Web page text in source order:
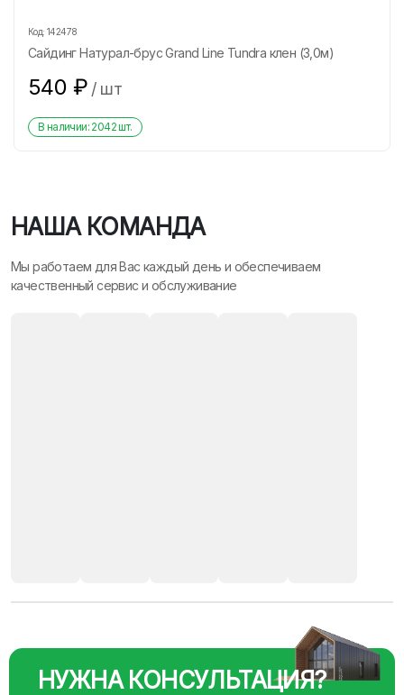
Код: 142478
Сайдинг Натурал-брус Grand Line Tundra клен (3,0м)
540 ₽ / шт
В наличии: 2042шт.
НАША КОМАНДА
Мы работаем для Вас каждый день и обеспечиваем
качественный сервис и обслуживание
НУЖНА КОНСУЛЬТАЦИЯ?